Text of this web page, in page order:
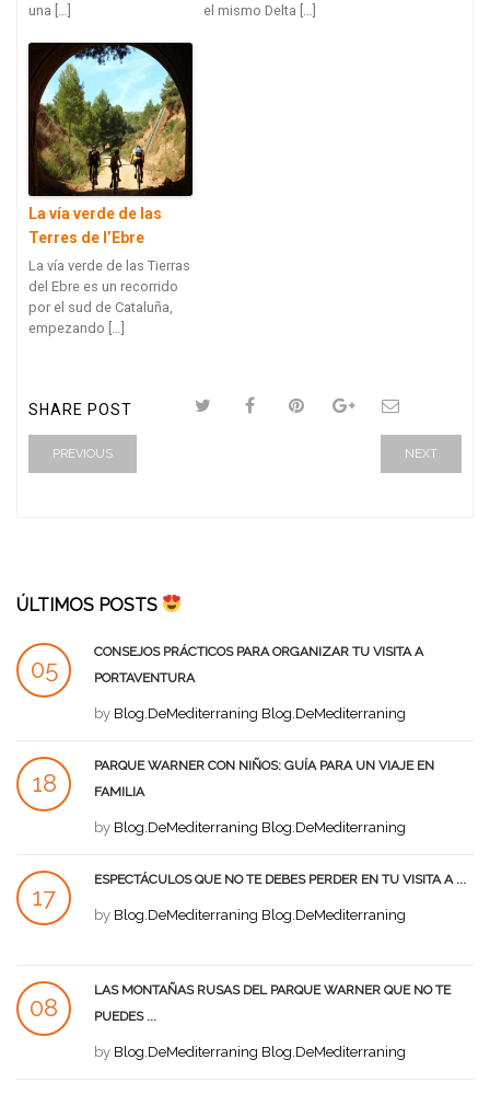
una […]
el mismo Delta […]
La vía verde de las
Terres de l’Ebre
La vía verde de las Tierras
del Ebre es un recorrido
por el sud de Cataluña,
empezando […]
SHARE POST
PREVIOUS NEXT
ÚLTIMOS POSTS
05
CONSEJOS PRÁCTICOS PARA ORGANIZAR TU VISITA A
PORTAVENTURA
by Blog.DeMediterraning Blog.DeMediterraning
18
PARQUE WARNER CON NIÑOS: GUÍA PARA UN VIAJE EN
FAMILIA
by Blog.DeMediterraning Blog.DeMediterraning
17
ESPECTÁCULOS QUE NO TE DEBES PERDER EN TU VISITA A ...
by Blog.DeMediterraning Blog.DeMediterraning
08
LAS MONTAÑAS RUSAS DEL PARQUE WARNER QUE NO TE
PUEDES ...
by Blog.DeMediterraning Blog.DeMediterraning